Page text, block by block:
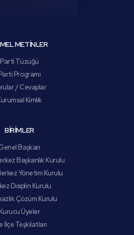
METİNLER
Parti Tüzüğü
Programı
/ Cevaplar
Kimlik
BİRİMLER
Başkan
Başkanlık Kurulu
Yönetim Kurulu
Disiplin Kurulu
Çözüm Kurulu
Kurucu Üyeler
İlçe Teşkilatları